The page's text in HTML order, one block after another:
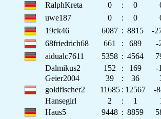
RalphKreta 0 : 0
uwe187 0 : 0
19ck46 6087 : 8815
-
68friedrich68 661 : 689
-
aidualc7611 5358 : 4564
Dalmikus2 152 : 169
-
Geier2004 39 : 36
goldfischer2 11685 : 12567
-
Hansegirl 2 : 1
Haus5 9448 : 8859